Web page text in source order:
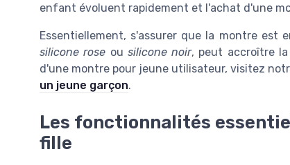
enfant évoluent rapidement et l'achat d'une
Essentiellement, s'assurer que la montre est
silicone rose ou silicone noir, peut accroître
d'une montre pour jeune utilisateur, visitez
un jeune garçon.
Les fonctionnalités
fille